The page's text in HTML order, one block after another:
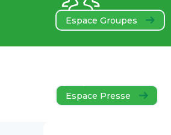
Espace Groupes
Espace Presse